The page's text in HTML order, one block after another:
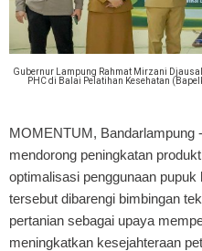
Gubernur Lampung Rahmat Mirzani
PHC di Balai Pelatihan Kesehatan
MOMENTUM, Bandarlampung
mendorong peningkatan
optimalisasi penggunaan
tersebut dibarengi bimbingan
pertanian sebagai upaya
meningkatkan kesejahteraan